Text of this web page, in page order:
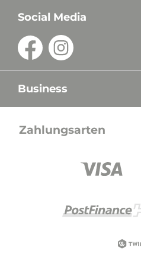
Social Media
Business
Zahlungsarten